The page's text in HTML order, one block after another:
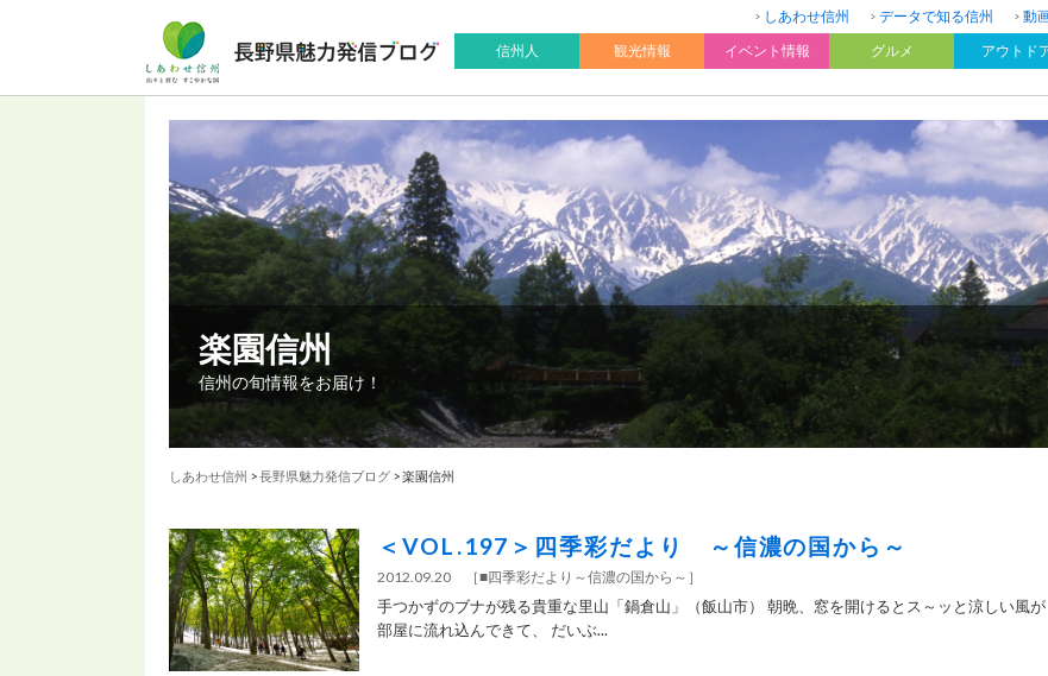
しあわせ信州 データで知る信州 動
信州人
観光情報 イベント情報 グルメ アウトド
楽園信州
信州の旬情報をお届け！
しあわせ信州 >長野県魅力発信ブログ > 楽園信州
＜VOL.197＞四季彩だより ～信濃の国から～
2012.09.20 ［■四季彩だより～信濃の国から～ ］
手つかずのブナが残る貴重な里山「鍋倉山」（飯山市） 朝晩、窓を開けるとス～ッと涼しい風が
部屋に流れ込んできて、 だいぶ...